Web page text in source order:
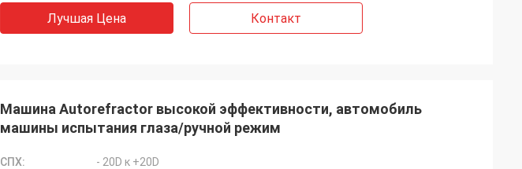
Лучшая Цена Контакт
Машина Autorefractor высокой эффективности, автомобиль
машины испытания глаза/ручной режим
СПХ:
‐ 20D к +20D